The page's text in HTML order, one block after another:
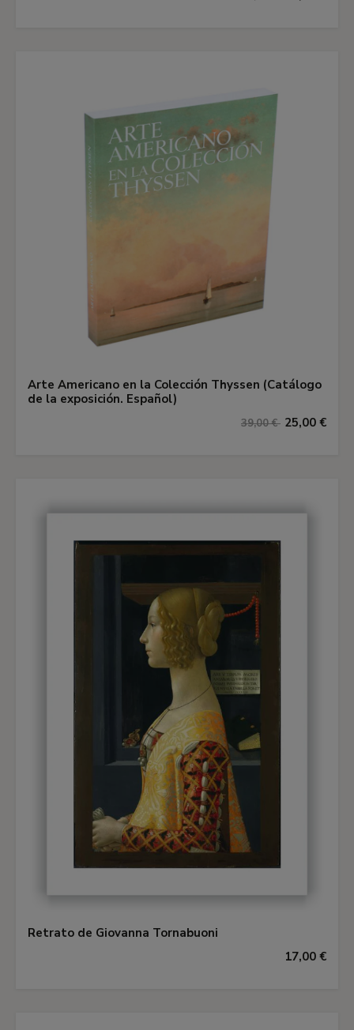
Arte Americano en la Colección Thyssen (Catálogo
de la exposición. Español)
39,00 € 25,00 €
Retrato de Giovanna Tornabuoni
17,00 €